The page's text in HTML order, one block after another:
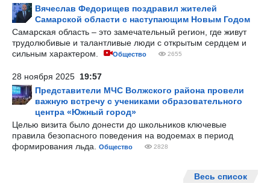
Вячеслав Федорищев поздравил жителей
Самарской области с наступающим Новым Годом
Самарская область – это замечательный регион, где живут
трудолюбивые и талантливые люди с открытым сердцем и
сильным характером.
Общество 2655
28 ноября 2025 19:57
Представители МЧС Волжского района провели
важную встречу с учениками образовательного
центра «Южный город»
Целью визита было донести до школьников ключевые
правила безопасного поведения на водоемах в период
формирования льда.
Общество 2828
Весь список